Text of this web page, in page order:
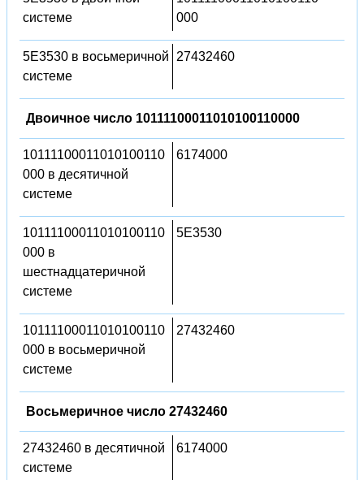
системе
000
5E3530 в восьмеричной
системе
27432460
Двоичное число 10111100011010100110000
10111100011010100110
000 в десятичной
системе
6174000
10111100011010100110
000 в
шестнадцатеричной
системе
5E3530
10111100011010100110
000 в восьмеричной
системе
27432460
Восьмеричное число 27432460
27432460 в десятичной
системе
6174000